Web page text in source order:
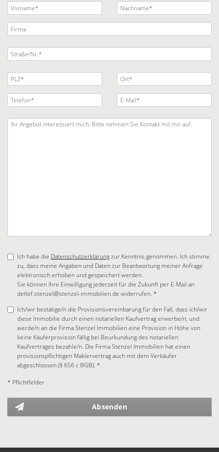
Ich habe die Datenschutzerklärungzur Kenntnis genommen. Ich stimme
zu, dass meine Angaben und Daten zur Beantwortung meiner Anfrage
elektronisch erhoben und gespeichert werden.
Sie können Ihre Einwilligung jederzeit für die Zukunft per E-Mail an
detlef.stenzel@stenzel-immobilien.de widerrufen. *
Ich/wir bestätige/n die Provisionsvereinbarung für den Fall, dass ich/wir
diese Immobilie durch einen notariellen Kaufvertrag erwerbe/n, und
werde/n an die Firma Stenzel Immobilien eine Provision in Höhe von
keine Käuferprovision fällig bei Beurkundung des notariellen
Kaufvertrages bezahle/n. Die Firma Stenzel Immobilien hat einen
provisionspflichtigen Maklervertrag auch mit dem Verkäufer
abgeschlossen (§ 656 c BGB). *
* Pflichtfelder
Absenden